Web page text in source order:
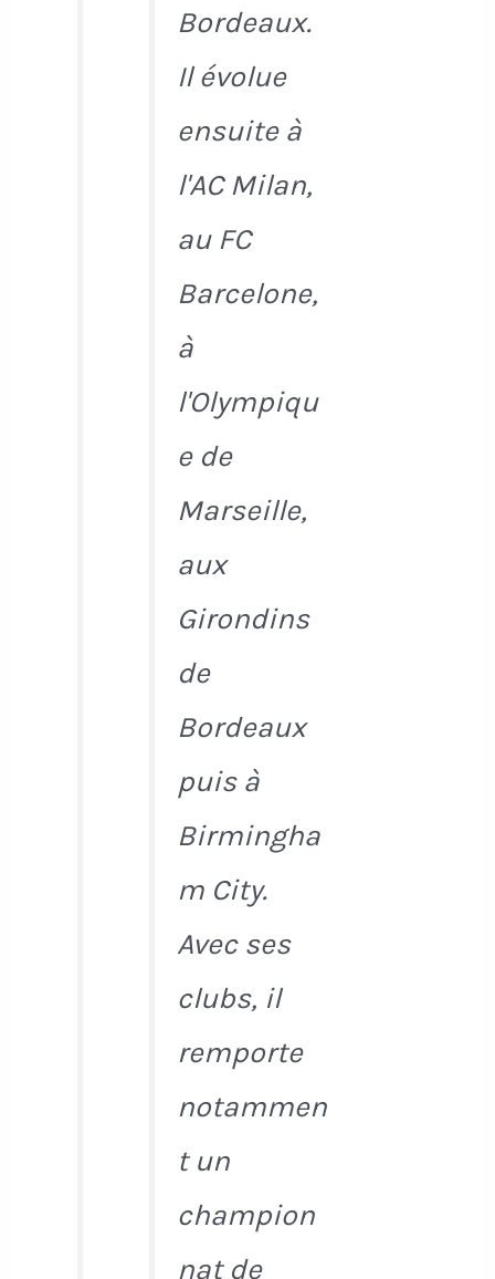
Bordeaux.
Il évolue
ensuite à
l'AC Milan,
au FC
Barcelone,
à
l'Olympiqu
e de
Marseille,
aux
Girondins
de
Bordeaux
puis à
Birmingha
m City.
Avec ses
clubs, il
remporte
notammen
t un
champion
nat de